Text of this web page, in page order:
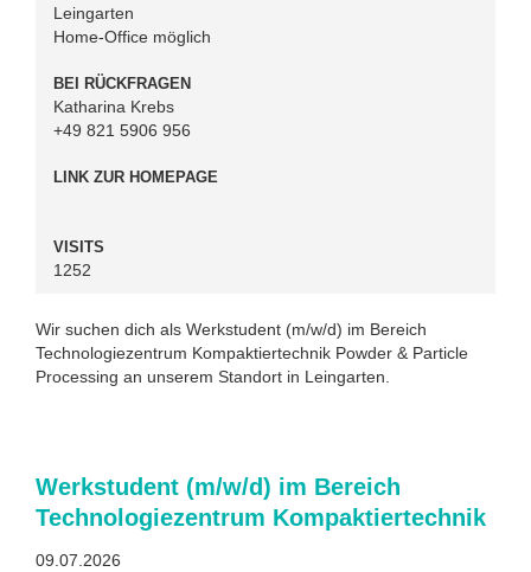
Leingarten
Home-Office möglich
BEI RÜCKFRAGEN
Katharina Krebs
+49 821 5906 956
LINK ZUR HOMEPAGE
VISITS
1252
Wir suchen dich als Werkstudent (m/w/d) im Bereich
Technologiezentrum Kompaktiertechnik Powder & Particle
Processing an unserem Standort in Leingarten.
Werkstudent (m/w/d) im Bereich
Technologiezentrum Kompaktiertechnik
09.07.2026